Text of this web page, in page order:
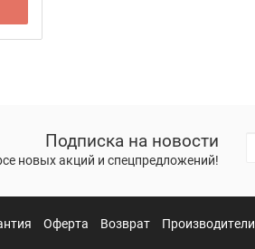
Подписка на новости
новых акций и спецпредложений!
Оферта Возврат Производители